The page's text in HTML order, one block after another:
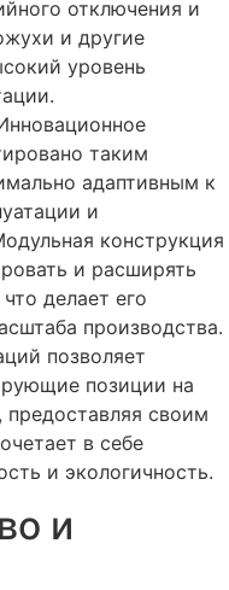
отключения и
и другие
уровень
таким
адаптивным к
и
конструкция
и расширять
делает его
производства.
позволяет
позиции на
своим
в себе
и экологичность.
и